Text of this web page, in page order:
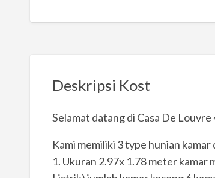
Deskripsi Kost
Selamat datang di Casa De Louvre
Kami memiliki 3 type hunian
1. Ukuran 2.97x 1.78 meter kamar